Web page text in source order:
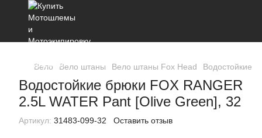
Вело Вело штаны Вело штаны Fox Head Водостойкие
Водостойкие брюки FOX RANGER
2.5L WATER Pant [Olive Green], 32
Артикул: 31483-099-32 Оставить отзыв